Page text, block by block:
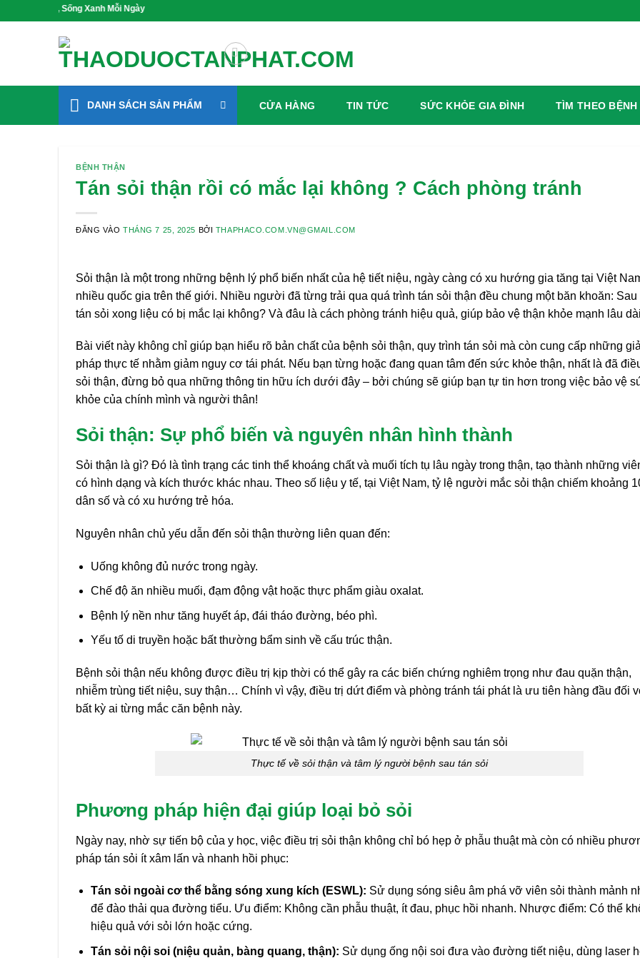
Sống Xanh Mỗi Ngày
DANH SÁCH SẢN PHẨM CỬA HÀNG TIN TỨC SỨC KHỎE GIA ĐÌNH TÌM THEO BỆNH
BỆNH THẬN
Tán sỏi thận rồi có mắc lại không ? Cách phòng tránh
ĐĂNG VÀOTHÁNG 7 25, 2025 BỞI THAPHACO.COM.VN@GMAIL.COM
Sỏi thận là một trong những bệnh lý phổ biến nhất của hệ tiết niệu, ngày càng có xu hướng gia tăng tại Việt
nhiều quốc gia trên thế giới. Nhiều người đã từng trải qua quá trình tán sỏi thận đều chung một băn khoăn: Sau
tán sỏi xong liệu có bị mắc lại không? Và đâu là cách phòng tránh hiệu quả, giúp bảo vệ thận khỏe mạnh lâu
Bài viết này không chỉ giúp bạn hiểu rõ bản chất của bệnh sỏi thận, quy trình tán sỏi mà còn cung cấp những
pháp thực tế nhằm giảm nguy cơ tái phát. Nếu bạn từng hoặc đang quan tâm đến sức khỏe thận, nhất là đã
sỏi thận, đừng bỏ qua những thông tin hữu ích dưới đây – bởi chúng sẽ giúp bạn tự tin hơn trong việc bảo vệ
khỏe của chính mình và người thân!
Sỏi thận: Sự phổ biến và nguyên nhân hình thành
Sỏi thận là gì? Đó là tình trạng các tinh thể khoáng chất và muối tích tụ lâu ngày trong thận, tạo thành những
có hình dạng và kích thước khác nhau. Theo số liệu y tế, tại Việt Nam, tỷ lệ người mắc sỏi thận chiếm khoảng
dân số và có xu hướng trẻ hóa.
Nguyên nhân chủ yếu dẫn đến sỏi thận thường liên quan đến:
Uống không đủ nước trong ngày.
Chế độ ăn nhiều muối, đạm động vật hoặc thực phẩm giàu oxalat.
Bệnh lý nền như tăng huyết áp, đái tháo đường, béo phì.
Yếu tố di truyền hoặc bất thường bẩm sinh về cấu trúc thận.
Bệnh sỏi thận nếu không được điều trị kịp thời có thể gây ra các biến chứng nghiêm trọng như đau quặn thận,
nhiễm trùng tiết niệu, suy thận… Chính vì vậy, điều trị dứt điểm và phòng tránh tái phát là ưu tiên hàng đầu đối
bất kỳ ai từng mắc căn bệnh này.
Thực tế về sỏi thận và tâm lý người bệnh sau tán sỏi
Phương pháp hiện đại giúp loại bỏ sỏi
Ngày nay, nhờ sự tiến bộ của y học, việc điều trị sỏi thận không chỉ bó hẹp ở phẫu thuật mà còn có nhiều
pháp tán sỏi ít xâm lấn và nhanh hồi phục:
Tán sỏi ngoài cơ thể bằng sóng xung kích (ESWL): Sử dụng sóng siêu âm phá vỡ viên sỏi thành mảnh
để đào thải qua đường tiểu. Ưu điểm: Không cần phẫu thuật, ít đau, phục hồi nhanh. Nhược điểm: Có thể
hiệu quả với sỏi lớn hoặc cứng.
Tán sỏi nội soi (niệu quản, bàng quang, thận): Sử dụng ống nội soi đưa vào đường tiết niệu, dùng laser